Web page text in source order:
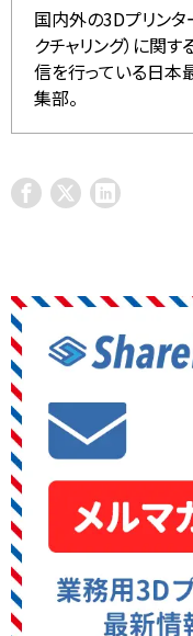
国内外の3Dプリンタ
クチャリング）に関
信を行っている日本
集部。